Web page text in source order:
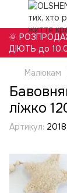
🌞
ДІЮТЬ до
Малюкам
ліжко
Артикул: